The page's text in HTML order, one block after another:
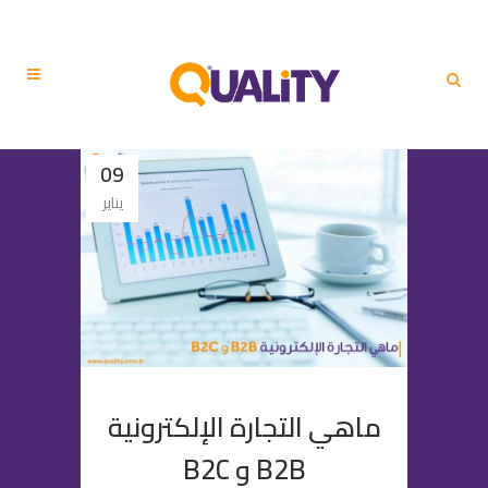
09
يناير
ماهي التجارة الإلكترونية
B2B و B2C